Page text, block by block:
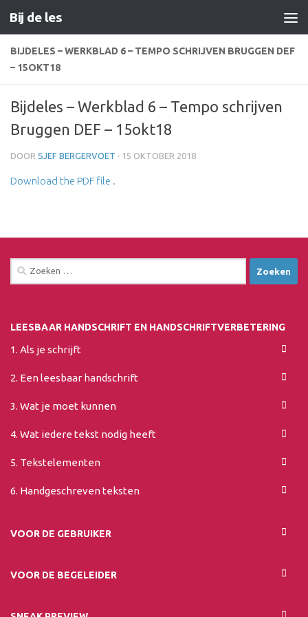
Doorgaan naar inhoud
Bij de les
BIJDELES – WERKBLAD 6 – TEMPO SCHRIJVEN BRUGGEN DEF
– 15OKT18
Bijdeles – Werkblad 6 – Tempo schrijven
Bruggen DEF – 15okt18
DOOR SJEF BERGERVOET · 15 OKTOBER 2018
Download the PDF file .
Zoeken
naar:
LEESBAAR HANDSCHRIFT EN HANDSCHRIFTVERBETERING
1. Als je schrijft
2. Een leesbaar handschrift
3. Wat je moet kunnen
4. Wat iedere tekst nodig heeft
5. Tekstelementen
6. Handgeschreven teksten
VOOR DE GEBRUIKER
VOOR DE BEGELEIDER